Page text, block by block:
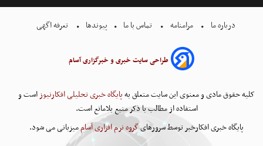
درباره ما مرامنامه تماس با ما پیوندها تعرفه اگهی
طراحی سایت خبری و خبرگزاری آسام
کلیه حقوق مادی و معنوی این سایت متعلق بهپایگاه خبری تحلیلی افکارنیوزاست و
استفاده از مطالب با ذکر منبع بلامانع است.
پایگاه خبری افکارخبر توسط سرورهایگروه نرم افزاری آساممیزبانی می شود.